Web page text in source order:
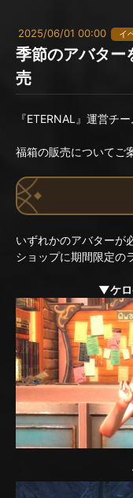
2025/06/01 00:00 イ
季節のアバター
売
『ETERNAL』運営チー
福箱の販売についてご
いずれかのアバターが
ショップに期間限定の
▼ケロ